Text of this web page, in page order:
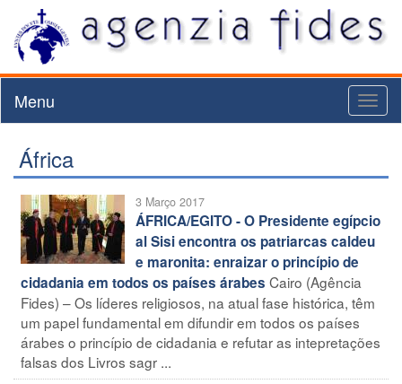
Menu
África
3 Março 2017
ÁFRICA/EGITO - O Presidente egípcio
al Sisi encontra os patriarcas caldeu
e maronita: enraizar o princípio de
cidadania em todos os países árabes Cairo (Agência
Fides) – Os líderes religiosos, na atual fase histórica, têm
um papel fundamental em difundir em todos os países
árabes o princípio de cidadania e refutar as intepretações
falsas dos Livros sagr ...